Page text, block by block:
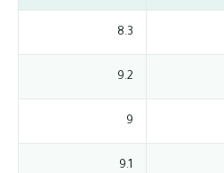
8.3
9.2
9
9.1